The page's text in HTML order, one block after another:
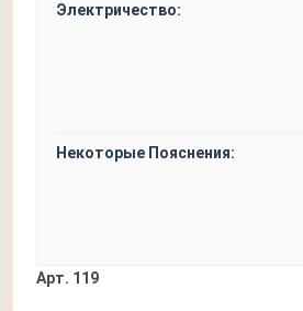
Электричество:
Некоторые Пояснения:
Арт. 119